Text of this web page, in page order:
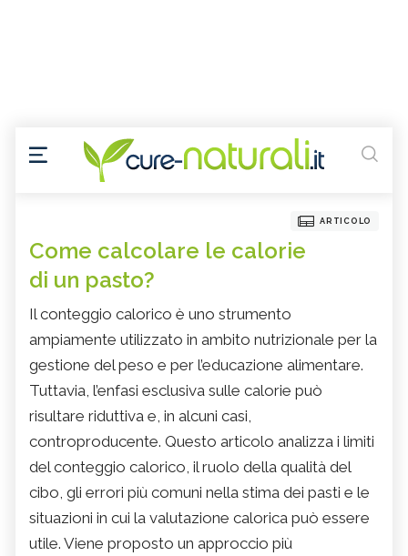
ARTICOLO
Come calcolare le calorie
di un pasto?
Il conteggio calorico è uno strumento
ampiamente utilizzato in ambito nutrizionale per la
gestione del peso e per l’educazione alimentare.
Tuttavia, l’enfasi esclusiva sulle calorie può
risultare riduttiva e, in alcuni casi,
controproducente. Questo articolo analizza i limiti
del conteggio calorico, il ruolo della qualità del
cibo, gli errori più comuni nella stima dei pasti e le
situazioni in cui la valutazione calorica può essere
utile. Viene proposto un approccio più